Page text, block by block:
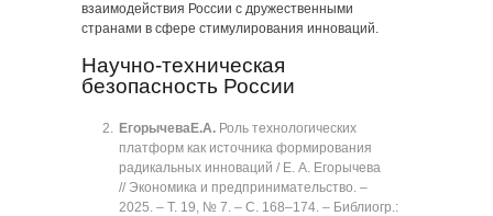
взаимодействия России с дружественными
странами в сфере стимулирования инноваций.
Научно-техническая
безопасность России
ЕгорычеваЕ.А. Роль технологических
платформ как источника формирования
радикальных инноваций / Е. А. Егорычева
// Экономика и предпринимательство. ‒
2025. ‒ Т. 19, № 7. ‒ C. 168‒174. ‒ Библиогр.: